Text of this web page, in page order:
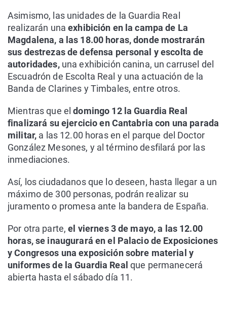
Asimismo, las unidades de la Guardia Real
realizarán una exhibición en la campa de La
Magdalena, a las 18.00 horas, donde mostrarán
sus destrezas de defensa personal y escolta de
autoridades,una exhibición canina, un carrusel del
Escuadrón de Escolta Real y una actuación de la
Banda de Clarines y Timbales, entre otros.
Mientras que eldomingo 12 la Guardia Real
finalizará su ejercicio en Cantabria con una parada
militar, a las 12.00 horas en el parque del Doctor
González Mesones, y al término desfilará por las
inmediaciones.
Así, los ciudadanos que lo deseen, hasta llegar a un
máximo de 300 personas, podrán realizar su
juramento o promesa ante la bandera de España.
Por otra parte,el viernes 3 de mayo, a las 12.00
horas, se inaugurará en el Palacio de Exposiciones
y Congresos una exposición sobre material y
uniformes de la Guardia Real que permanecerá
abierta hasta el sábado día 11.